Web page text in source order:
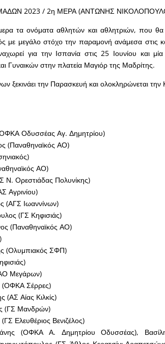
2023 / 2η ΜΕΡΑ (ΑΝΤΩΝΗΣ
τα ονόματα αθλητών και αθλητριών, που
με μεγάλο στόχο την παραμονή ανάμεσα στις
για την Ισπανία στις 25 Ιουνίου και
Γυναικών στην πλατεία Μαγιόρ της Μαδρίτης.
την Παρασκευή και ολοκληρώνεται την
Οδυσσέας Αγ. Δημητρίου)
(Παναθηναϊκός ΑΟ)
ΑΟ)
Ν. Ορεστιάδας Πολυνίκης)
Αγρινίου)
(ΑΓΣ Ιωαννίνων)
(ΓΣ Κηφισιάς)
(Παναθηναϊκός ΑΟ)
(Ολυμπιακός ΣΦΠ)
Μεγάρων)
(ΟΦΚΑ Σέρρες)
(ΑΣ Αίας Κιλκίς)
(ΓΣ Μανδρών)
Ελευθέριος Βενιζέλος)
(ΟΦΚΑ Α. Δημητρίου Οδυσσέας),